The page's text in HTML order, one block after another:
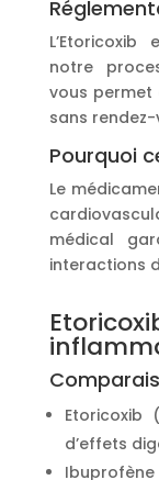
notre
vous permet
sans
Pourquoi
Le
médical
interactions
Etoricoxib
d’effets